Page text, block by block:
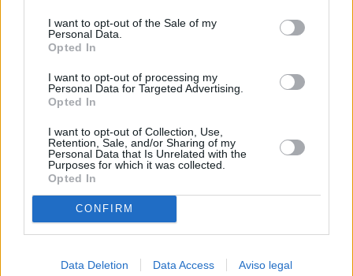
cualquier momento entrando de nuevo en este sitio web o
visitando nuestra política de privacidad.
I want to opt-out of the Sale of my
Personal Data.
Opted In
I want to opt-out of processing my
Personal Data for Targeted Advertising.
Opted In
I want to opt-out of Collection, Use,
Retention, Sale, and/or Sharing of my
Personal Data that Is Unrelated with the
Purposes for which it was collected.
Opted In
CONFIRM
Data Deletion Data Access Aviso legal